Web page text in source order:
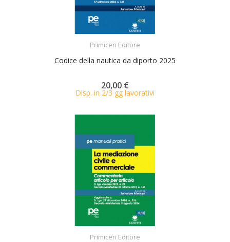
Primiceri Editore
Codice della nautica da diporto 2025
20,00 €
Disp. in 2/3 gg lavorativi
Primiceri Editore